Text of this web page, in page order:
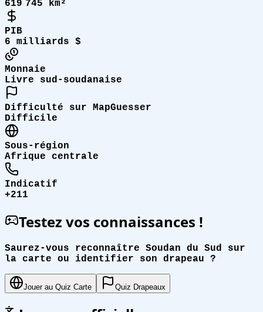
619 745 km²
PIB
6 milliards $
Monnaie
Livre sud-soudanaise
Difficulté sur MapGuesser
Difficile
Sous-région
Afrique centrale
Indicatif
+211
Testez vos connaissances !
Saurez-vous reconnaître Soudan du Sud sur
la carte ou identifier son drapeau ?
Jouer au Quiz Carte Quiz Drapeaux